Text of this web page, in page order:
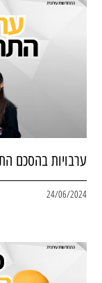
ערבויות בהסכם
24/06/2024